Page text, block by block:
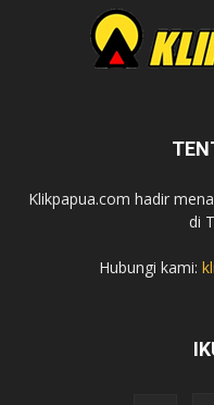
Klikpapua.com hadir
di
Hubungi kami: